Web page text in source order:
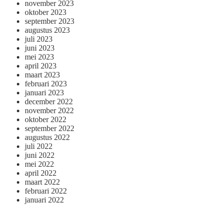
november 2023
oktober 2023
september 2023
augustus 2023
juli 2023
juni 2023
mei 2023
april 2023
maart 2023
februari 2023
januari 2023
december 2022
november 2022
oktober 2022
september 2022
augustus 2022
juli 2022
juni 2022
mei 2022
april 2022
maart 2022
februari 2022
januari 2022